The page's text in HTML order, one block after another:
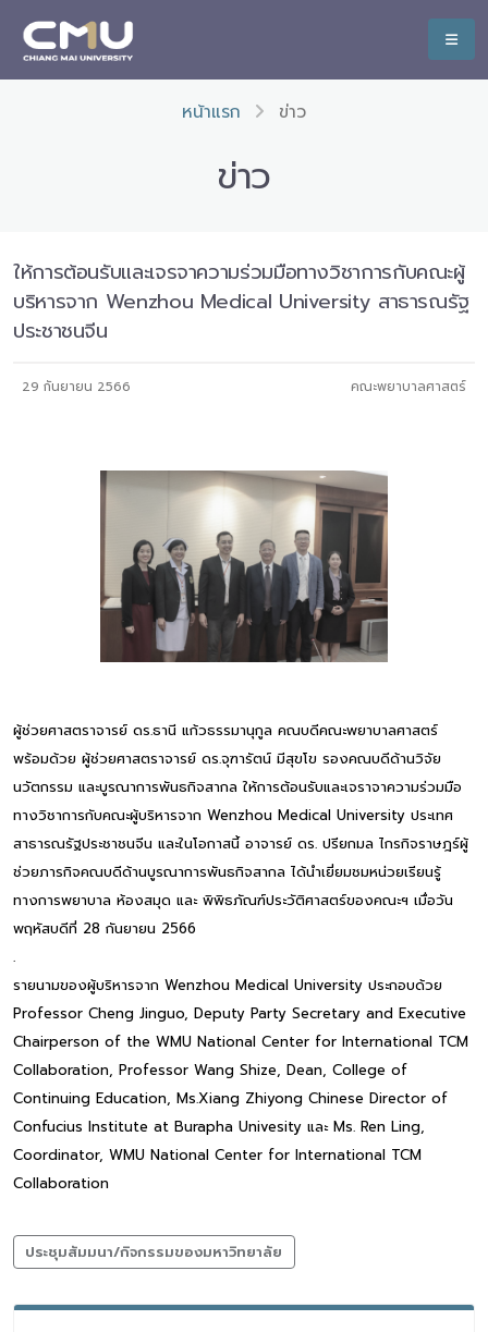
หน้าแรก ข่าว
ข่าว
ให้การต้อนรับและเจรจาความร่วมมือทางวิชาการกับคณะผู้
บริหารจาก Wenzhou Medical University สาธารณรัฐ
ประชาชนจีน
29 กันยายน 2566 คณะพยาบาลศาสตร์
ผู้ช่วยศาสตราจารย์ ดร.ธานี แก้วธรรมานุกูล คณบดีคณะพยาบาลศาสตร์
พร้อมด้วย ผู้ช่วยศาสตราจารย์ ดร.จุฑารัตน์ มีสุขโข รองคณบดีด้านวิจัย
นวัตกรรม และบูรณาการพันธกิจสากล ให้การต้อนรับและเจราจาความร่วมมือ
ทางวิชาการกับคณะผู้บริหารจาก Wenzhou Medical University ประเทศ
สาธารณรัฐประชาชนจีน และในโอกาสนี้ อาจารย์ ดร. ปรียกมล ไกรกิจราษฎร์ผู้
ช่วยภารกิจคณบดีด้านบูรณาการพันธกิจสากล ได้นำเยี่ยมชมหน่วยเรียนรู้
ทางการพยาบาล ห้องสมุด และ พิพิธภัณฑ์ประวัติศาสตร์ของคณะฯ เมื่อวัน
พฤหัสบดีที่ 28 กันยายน 2566
.
รายนามของผู้บริหารจาก Wenzhou Medical University ประกอบด้วย
Professor Cheng Jinguo, Deputy Party Secretary and Executive
Chairperson of the WMU National Center for International TCM
Collaboration, Professor Wang Shize, Dean, College of
Continuing Education, Ms.Xiang Zhiyong Chinese Director of
Confucius Institute at Burapha Univesity และ Ms. Ren Ling,
Coordinator, WMU National Center for International TCM
Collaboration
ประชุมสัมมนา/กิจกรรมของมหาวิทยาลัย